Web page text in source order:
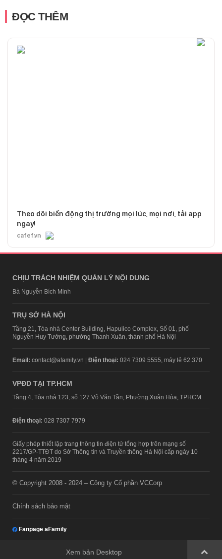
ĐỌC THÊM
Theo dõi biến động thị trường mọi lúc, mọi nơi, tải app
ngay!
cafef.vn
CHỊU TRÁCH NHIỆM QUẢN LÝ NỘI DUNG
Bà Nguyễn Bích Minh
TRỤ SỞ HÀ NỘI
Tầng 21, Tòa nhà Center Building, Hapulico Complex, Số 01, phố
Nguyễn Huy Tưởng, phường Thanh Xuân, thành phố Hà Nội
Email: contact@afamily.vn | Điện thoại: 024 7309 5555, máy lẻ 62.370
VPĐD TẠI TP.HCM
Tầng 4, Tòa nhà 123, số 127 Võ Văn Tần, Phường Xuân Hòa, TPHCM
Điện thoại: 028 7307 7979
Giấy phép thiết lập trang thông tin điện tử tổng hợp trên mạng số
2217/GP-TTĐT do Sở Thông tin và Truyền thông Hà Nội cấp ngày 10
tháng 4 năm 2019
© Copyright 2008 - 2024 – Công ty Cổ phần VCCorp
Chính sách bảo mật
Fanpage aFamily
Xem bản Desktop